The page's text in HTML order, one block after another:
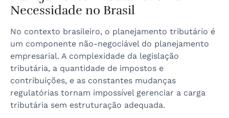
Necessidade no Brasil
No contexto brasileiro, o planejamento tributário é
um componente não-negociável do planejamento
empresarial. A complexidade da legislação
tributária, a quantidade de impostos e
contribuições, e as constantes mudanças
regulatórias tornam impossível gerenciar a carga
tributária sem estruturação adequada.